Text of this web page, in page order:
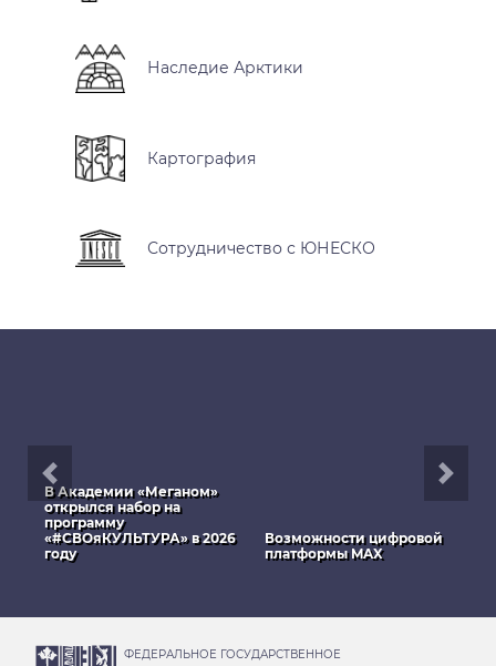
Наследие Арктики
Картография
Сотрудничество с ЮНЕСКО
В Академии «Меганом»
открылся набор на
программу
«#СВОяКУЛЬТУРА» в 2026
году
Возможности цифровой
платформы MAX
ФЕДЕРАЛЬНОЕ ГОСУДАРСТВЕННОЕ